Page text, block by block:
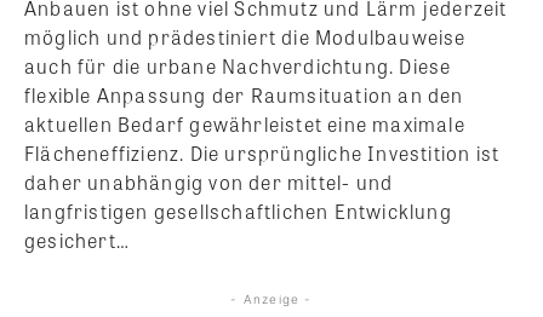
Anbauen ist ohne viel Schmutz und Lärm jederzeit
möglich und prädestiniert die Modulbauweise
auch für die urbane Nachverdichtung. Diese
flexible Anpassung der Raumsituation an den
aktuellen Bedarf gewährleistet eine maximale
Flächeneffizienz. Die ursprüngliche Investition ist
daher unabhängig von der mittel- und
langfristigen gesellschaftlichen Entwicklung
gesichert…
- Anzeige -